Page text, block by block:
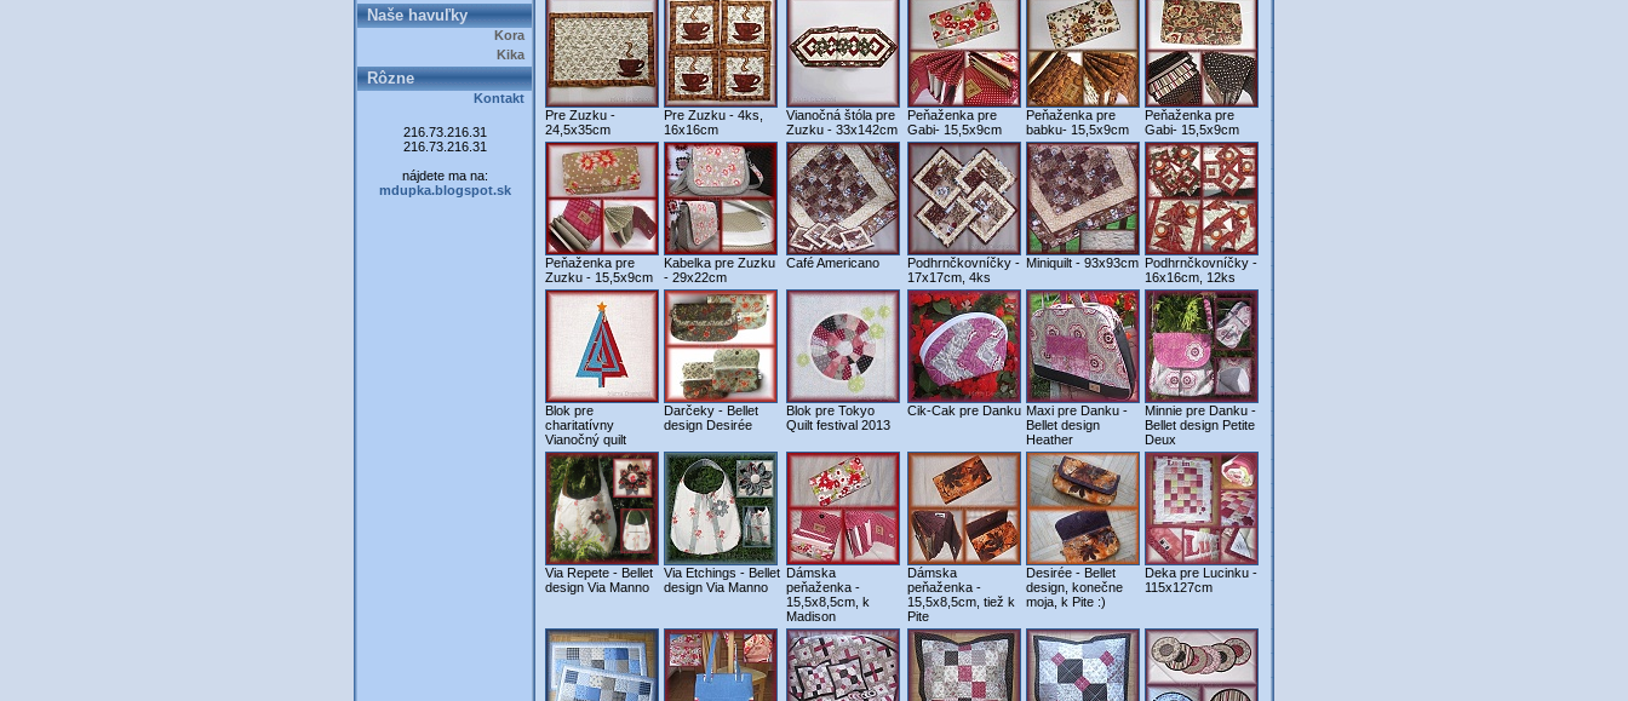
Naše havuľky
Kora
Kika
Rôzne
Kontakt
216.73.216.31
216.73.216.31
nájdete ma na:
mdupka.blogspot.sk
Pre Zuzku -
24,5x35cm
Pre Zuzku - 4ks,
16x16cm
Vianočná štóla pre
Zuzku - 33x142cm
Peňaženka pre
Gabi- 15,5x9cm
Peňaženka pre
babku- 15,5x9cm
Peňaženka pre
Gabi- 15,5x9cm
Peňaženka pre
Zuzku - 15,5x9cm
Kabelka pre Zuzku
- 29x22cm
Café Americano
Podhrnčkovníčky -
17x17cm, 4ks
Miniquilt - 93x93cm Podhrnčkovníčky -
16x16cm, 12ks
Blok pre
charitatívny
Vianočný quilt
Darčeky - Bellet
design Desirée
Blok pre Tokyo
Quilt festival 2013
Cik-Cak pre Danku Maxi pre Danku -
Bellet design
Heather
Minnie pre Danku -
Bellet design Petite
Deux
Via Repete - Bellet
design Via Manno
Via Etchings - Bellet
design Via Manno
Dámska
peňaženka -
15,5x8,5cm, k
Madison
Dámska
peňaženka -
15,5x8,5cm, tiež k
Pite
Desirée - Bellet
design, konečne
moja, k Pite :)
Deka pre Lucinku -
115x127cm